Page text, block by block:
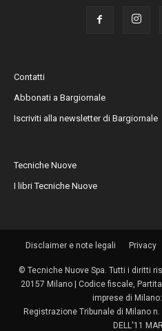
Contatti
Abbonati a Bargiornale
Iscriviti alla newsletter di Bargiornale
Tecniche Nuove
I libri Tecniche Nuove
Disclaimer e note legali Privacy
© Tecniche Nuove Spa. Tutti i diritti
20157 Milano | Codice fiscale,
imprese di
Registrazione Tribunale di Milano n.
DELL'11